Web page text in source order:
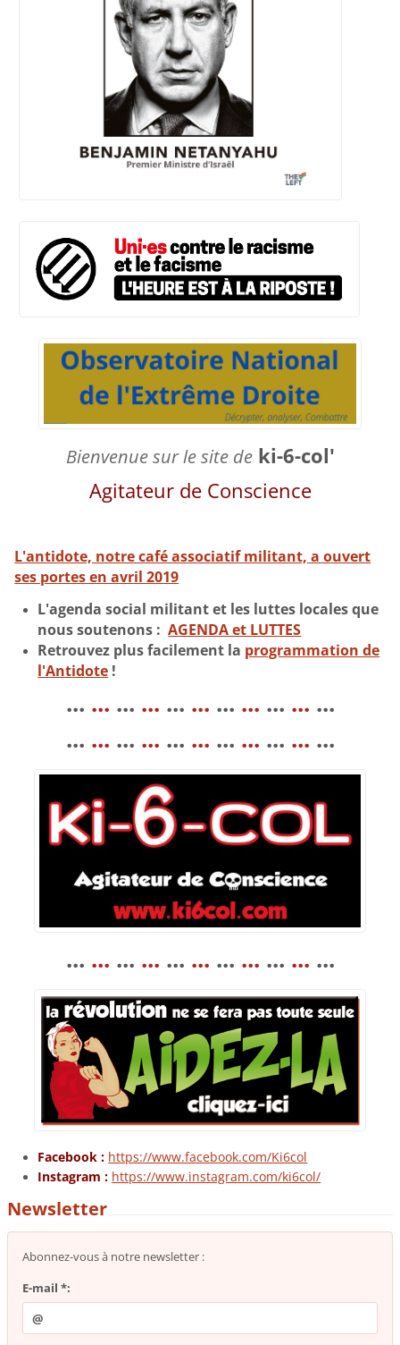
Bienvenue sur le site de ki-6-col'
Agitateur de Conscience
L'antidote, notre café associatif militant, a ouvert
ses portes en avril 2019
L'agenda social militant et les luttes locales que
nous soutenons :AGENDA et LUTTES
Retrouvez plus facilement la programmation de
l'Antidote !
... ... ... ... ... ... ... ... ... ... ...
... ... ... ... ... ... ... ... ... ... ...
... ... ... ... ... ... ... ... ... ... ...
Facebook : https://www.facebook.com/Ki6col
Instagram : https://www.instagram.com/ki6col/
Newsletter
Abonnez-vous à notre newsletter :
E-mail *: